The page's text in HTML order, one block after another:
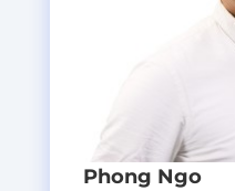
Phong Ngo